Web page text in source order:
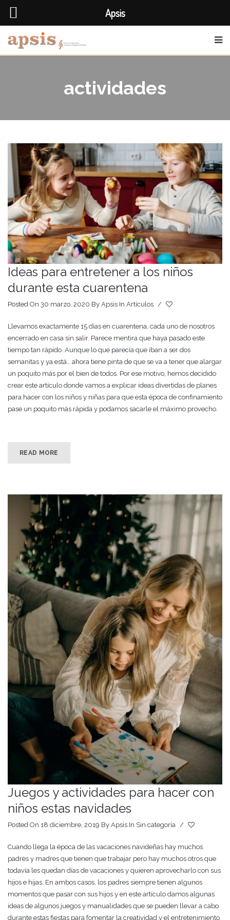
actividades
Ideas para entretener a los niños
durante esta cuarentena
Posted On 30 marzo, 2020 By Apsis In Artículos /
Llevamos exactamente 15 días en cuarentena, cada uno de nosotros
encerrado en casa sin salir. Parece mentira que haya pasado este
tiempo tan rápido. Aunque lo que parecía que iban a ser dos
semanitas y ya está… ahora tiene pinta de que se va a tener que alargar
un poquito más por el bien de todos. Por ese motivo, hemos decidido
crear este artículo donde vamos a explicar ideas divertidas de planes
para hacer con los niños y niñas para que esta época de confinamiento
pase un poquito más rápida y podamos sacarle el máximo provecho.
READ MORE
Juegos y actividades para hacer con
niños estas navidades
Posted On 18 diciembre, 2019 By Apsis In Sin categoría /
Cuando llega la época de las vacaciones navideñas hay muchos
padres y madres que tienen que trabajar pero hay muchos otros que
todavía les quedan días de vacaciones y quieren aprovecharlo con sus
hijos e hijas. En ambos casos, los padres siempre tienen algunos
momentos que pasar con sus hijos y en este artículo damos algunas
ideas de algunos juegos y manualidades que se pueden llevar a cabo
durante estas fiestas para fomentar la creatividad y el entretenimiento
Apsis